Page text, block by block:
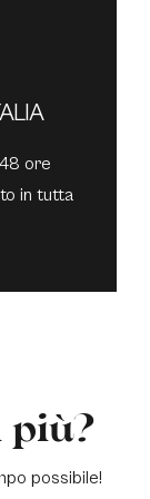
ore
in tutta
più?
possibile!